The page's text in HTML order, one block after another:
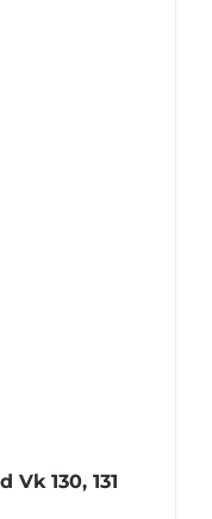
130, 131